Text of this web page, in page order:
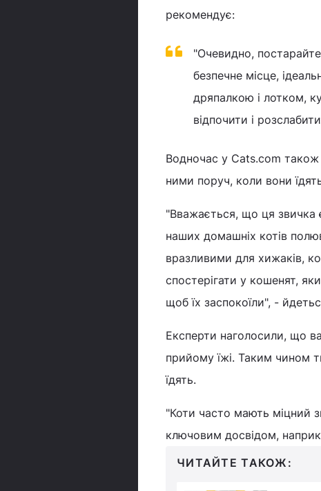
рекомендує:
"Очевидно,
безпечне місце,
дряпалкою і лотком,
відпочити і
Водночас у Cats.com також
ними поруч, коли вони
"Вважається, що ця звичка
наших домашніх котів
вразливими для хижаків,
спостерігати у кошенят,
щоб їх заспокоїли", -
Експерти наголосили, що
прийому їжі. Таким чином
їдять.
"Коти часто мають міцний
ключовим досвідом,
ЧИТАЙТЕ ТАКОЖ: